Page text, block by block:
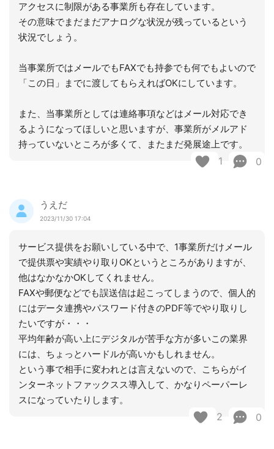
アクセスに制限がある事業所も存在しています。
その意味でまだまだアナログな状況が残っているという
状況でしょう。
当事業所ではメールでもFAXでも持参でも何でもよいので
「この日」までに渡してもらえればOKにしています。
また、当事業所としては連絡事項などはメール対応でき
るようになってほしいと思いますが、事業所がメルアド
持っていないところが多くて、またまだ発展途上です。
1 0
うえだ
2023/11/30 17:04
サービス提供をお願いしている中で、1事業所だけメール
で提供票や実績やり取りOKというところがありますが、
他はなかなかOKしてくれません。
FAXや郵便などでも誤送信は起こってしまうので、個人的
にはデータ連携やパスワード付きのPDF等でやり取りし
たいですが・・・
平均年齢が高い上にデジタルが苦手な方が多いこの業界
には、ちょっとハードルが高いかもしれません。
という事で相手に変われとは言えないので、こちらがイ
ンターネットファックスス導入して、かなりペーパーレ
スになっていたりします。
2 0